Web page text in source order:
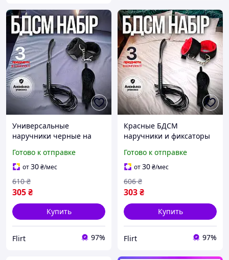
Универсальные
наручники черные на
наручники для секса
наручники тканевые
Готово к отправке
от30₴/мес
305₴
610 ₴
Купить
Flirt 97%
Красные БДСМ
наручники и фиксаторы
ролевые наборы для
начинающих и опытных
Готово к отправке
от30₴/мес
303₴
606 ₴
Купить
Flirt 97%